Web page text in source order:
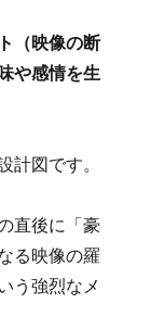
（映像の断
や感情を生
計図です。
直後に「豪
る映像の羅
う強烈なメ